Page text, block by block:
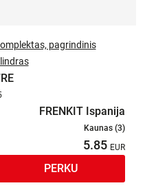
pagrindinis
FRENKIT Ispanija
Kaunas (3)
5.85